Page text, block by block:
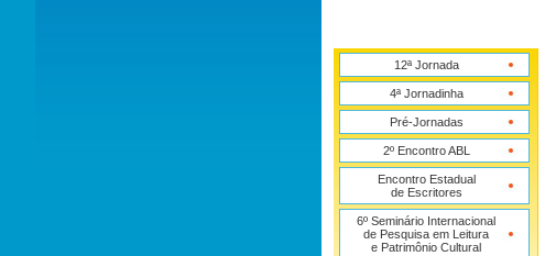
12ª Jornada
4ª Jornadinha
Pré-Jornadas
2º Encontro ABL
Encontro Estadual
de Escritores
6º Seminário Internacional
de Pesquisa em Leitura
e Patrimônio Cultural